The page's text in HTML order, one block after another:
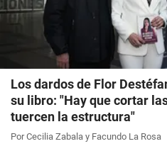
Los dardos de Flor
su libro: "Hay que cortar
tuercen la estructura"
Por Cecilia Zabala y Facundo La Rosa